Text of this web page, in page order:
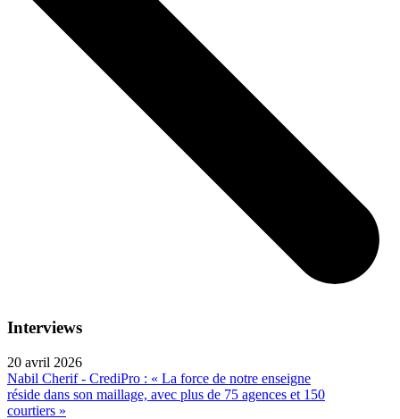
Interviews
20 avril 2026
Nabil Cherif - CrediPro : « La force de notre enseigne
réside dans son maillage, avec plus de 75 agences et 150
courtiers »